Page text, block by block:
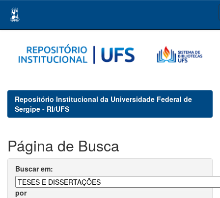
navigation
Repositório Institucional da Universidade Federal de
Sergipe - RI/UFS
Página de Busca
Buscar em:
por